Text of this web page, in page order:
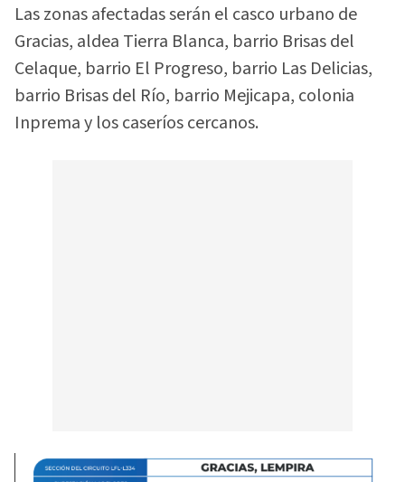
Las zonas afectadas serán el casco urbano de
Gracias, aldea Tierra Blanca, barrio Brisas del
Celaque, barrio El Progreso, barrio Las Delicias,
barrio Brisas del Río, barrio Mejicapa, colonia
Inprema y los caseríos cercanos.